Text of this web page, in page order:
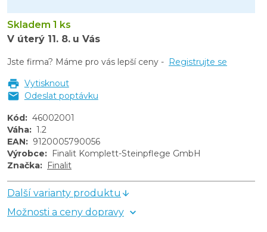
Skladem 1 ks
V úterý 11. 8. u Vás
Jste firma? Máme pro vás lepší ceny - Registrujte se
Vytisknout
Odeslat poptávku
Kód: 46002001
Váha: 1.2
EAN: 9120005790056
Výrobce: Finalit Komplett-Steinpflege GmbH
Značka: Finalit
Další varianty produktu
Možnosti a ceny dopravy